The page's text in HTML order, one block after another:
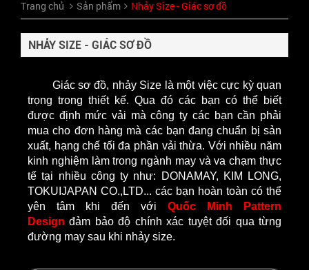
Trang chủ Sản phẩm Nhảy Size - Giác sơ đồ
NHẢY SIZE - GIÁC SƠ ĐỒ
Giác sơ đồ, nhảy Size là một việc cực kỳ quan
trọng trong thiết kế. Qua đó các bạn có thể biết
được định mức vải mà công ty các bạn cần phải
mua cho đơn hàng mà các bạn đang chuẩn bị sản
xuất, hạng chế tối đa phần vải thừa. Với nhiều năm
kinh nghiệm làm trong ngành may và va chạm thực
tế tại nhiều công ty như: DONAMAY, KIM LONG,
TOKUIJAPAN CO.,LTD... các bạn hoàn toàn có thể
yên tâm khi đến với
Quốc Minh Pattern
Designđảm bảo độ chính xác tuyệt đối qua từng
đường may sau khi nhảy size.